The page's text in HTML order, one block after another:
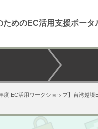
ためのEC活用支援ポータ
度 EC活用ワークショップ】台湾越